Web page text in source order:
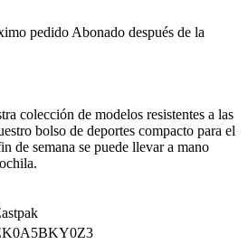
pedido Abonado después de la
colección de modelos resistentes a las
bolso de deportes compacto para el
de semana se puede llevar a mano